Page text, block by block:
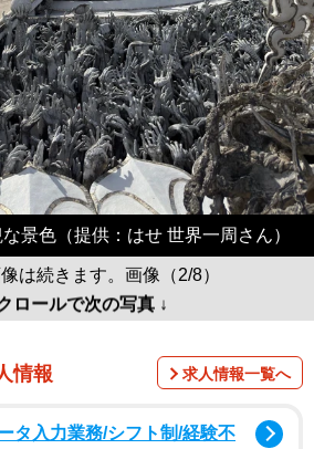
景色（提供：はせ 世界一周さん）
は続きます。画像（2/8）
ロールで次の写真 ↓
情報 求人情報一覧へ
タ入力業務/シフト制/経験不